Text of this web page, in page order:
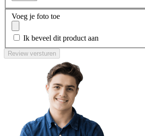
Voeg je foto toe
Ik beveel dit product aan
Review versturen